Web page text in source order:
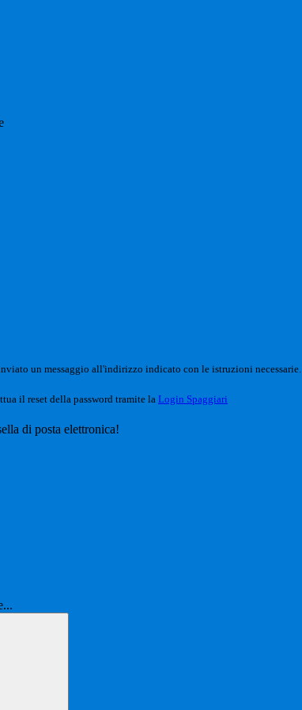
un messaggio all'indirizzo indicato con le istruzioni necessarie.
il reset della password tramite la Login Spaggiari
di posta elettronica!